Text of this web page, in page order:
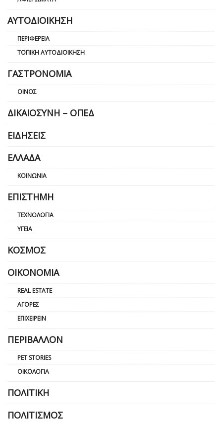
ΑΥΤΟΔΙΟΊΚΗΣΗ
ΠΕΡΙΦΈΡΕΙΑ
ΤΟΠΙΚΉ ΑΥΤΟΔΙΟΊΚΗΣΗ
ΓΑΣΤΡΟΝΟΜΊΑ
ΟΊΝΟΣ
ΔΙΚΑΙΟΣΎΝΗ – ΟΠΕΔ
ΕΙΔΉΣΕΙΣ
ΕΛΛΆΔΑ
ΚΟΙΝΩΝΊΑ
ΕΠΙΣΤΉΜΗ
ΤΕΧΝΟΛΟΓΊΑ
ΥΓΕΊΑ
ΚΌΣΜΟΣ
ΟΙΚΟΝΟΜΊΑ
REAL ESTATE
ΑΓΟΡΈΣ
ΕΠΙΧΕΙΡΕΊΝ
ΠΕΡΙΒΆΛΛΟΝ
PET STORIES
ΟΙΚΟΛΟΓΊΑ
ΠΟΛΙΤΙΚΉ
ΠΟΛΙΤΙΣΜΌΣ